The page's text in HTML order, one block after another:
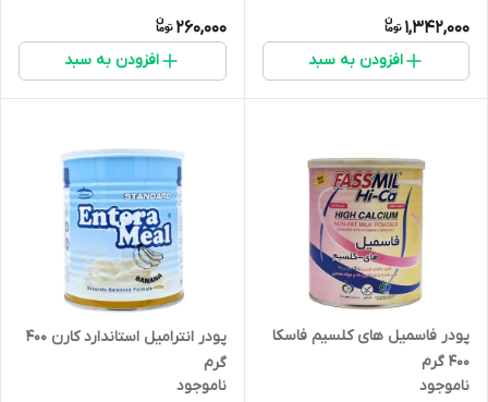
1,342,000
افزودن به سبد
260,000
افزودن به سبد
پودر فاسمیل های کلسیم فاسکا
400 گرم
ناموجود
پودر انترامیل استاندارد کارن 400
گرم
ناموجود